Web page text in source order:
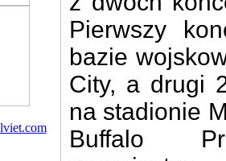
Pierwszy
bazie
City, a drugi
na stadionie
Buffalo